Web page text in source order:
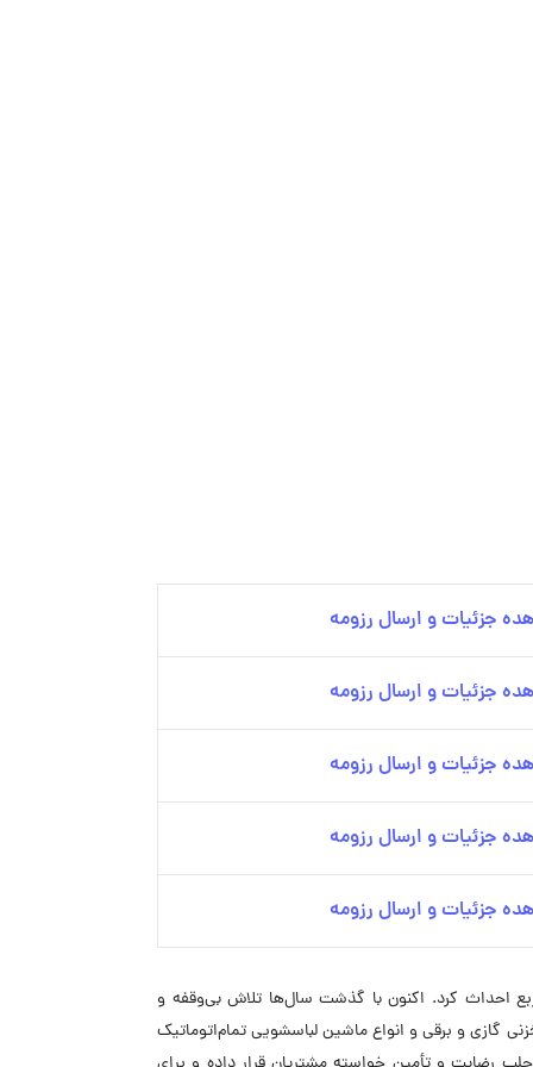
جزئیات و ارسال رزومه
جزئیات و ارسال رزومه
جزئیات و ارسال رزومه
جزئیات و ارسال رزومه
جزئیات و ارسال رزومه
در سال ۱۳۵۹ برای تولید انواع لوازم خانگی، کارخانه‌ای در شهر صنعتی البرز قزوین در زمینی به متراژ ۲۰۰۰۰ مترمربع احداث کرد. اکنون با گذشت سال‌ها تلاش بی‌وقفه و
آبگرمکن‌های مخزنی گازی و برقی و انواع ماشین لباسشویی تمام‌اتوماتیک